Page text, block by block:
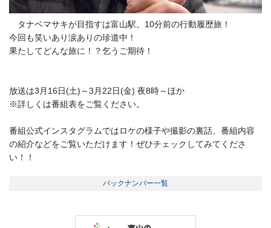
タナベマサキが目指すは富山駅。10分前の行動履歴旅！
今回も笑いあり涙ありの珍道中！
果たしてどんな旅に！？乞うご期待！
放送は3月16日(土)～3月22日(金) 夜8時～ほか
※詳しくは番組表をご覧ください。
番組公式インスタグラムではロケの様子や撮影の裏話、番組内容
の紹介などをご覧いただけます！ぜひチェックしてみてくださ
い！！
バックナンバー一覧